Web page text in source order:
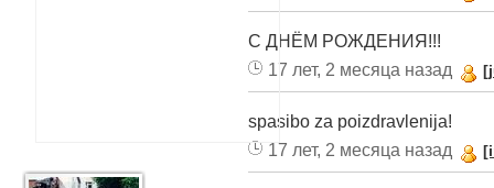
С ДНЁМ РОЖДЕНИЯ!!!
17 лет, 2 месяца назад
spasibo za poizdravlenija!
17 лет, 2 месяца назад